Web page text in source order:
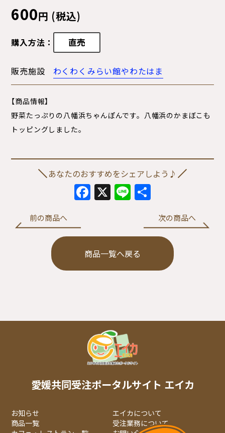
600円 (税込)
購入方法： 直売
販売施設 わくわくみらい館やわたはま
【商品情報】
野菜たっぷりの八幡浜ちゃんぽんです。八幡浜のかまぼこも
トッピングしました。
あなたのおすすめをシェアしよう♪
Facebook
X Line
有
前の商品へ 次の商品へ
商品一覧へ戻る
愛媛共同受注ポータルサイト エイカ
お知らせ
商品一覧
エイカについて
受注業務について